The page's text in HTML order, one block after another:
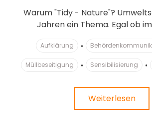
Warum "Tidy - Nature"?
Jahren ein Thema. Egal ob im
Aufklärung
Müllbeseitigung Sensibilisierung
Weiterlesen